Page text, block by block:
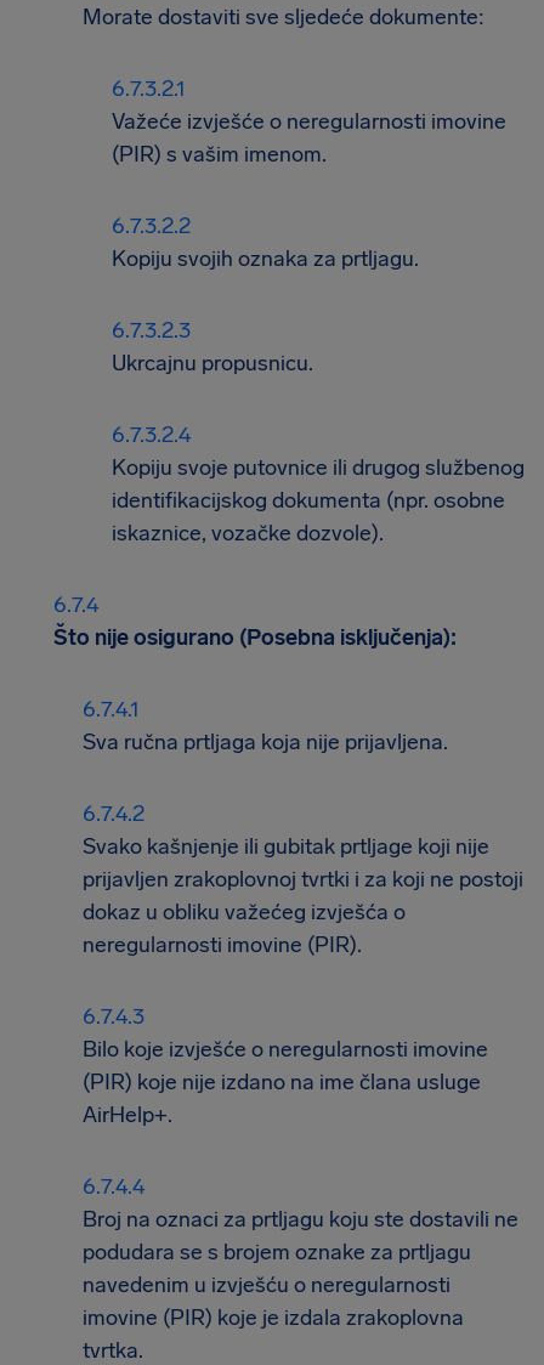
Morate dostaviti sve sljedeće dokumente:
Važeće izvješće o neregularnosti imovine
(PIR) s vašim imenom.
Kopiju svojih oznaka za prtljagu.
Ukrcajnu propusnicu.
Kopiju svoje putovnice ili drugog službenog
identifikacijskog dokumenta (npr. osobne
iskaznice, vozačke dozvole).
Što nije osigurano (Posebna isključenja):
Sva ručna prtljaga koja nije prijavljena.
Svako kašnjenje ili gubitak prtljage koji nije
prijavljen zrakoplovnoj tvrtki i za koji ne postoji
dokaz u obliku važećeg izvješća o
neregularnosti imovine (PIR).
Bilo koje izvješće o neregularnosti imovine
(PIR) koje nije izdano na ime člana usluge
AirHelp+.
Broj na oznaci za prtljagu koju ste dostavili ne
podudara se s brojem oznake za prtljagu
navedenim u izvješću o neregularnosti
imovine (PIR) koje je izdala zrakoplovna
tvrtka.